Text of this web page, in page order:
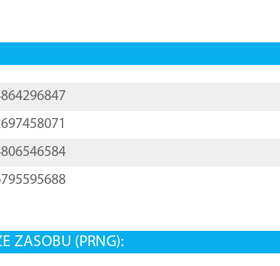
ZASOBU (PRNG):